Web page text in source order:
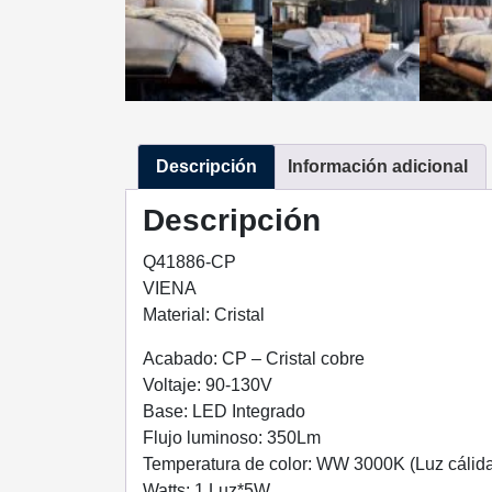
Descripción Información adicional
Descripción
Q41886-CP
VIENA
Material: Cristal
Acabado: CP – Cristal cobre
Voltaje: 90-130V
Base: LED Integrado
Flujo luminoso: 350Lm
Temperatura de color: WW 3000K (Luz